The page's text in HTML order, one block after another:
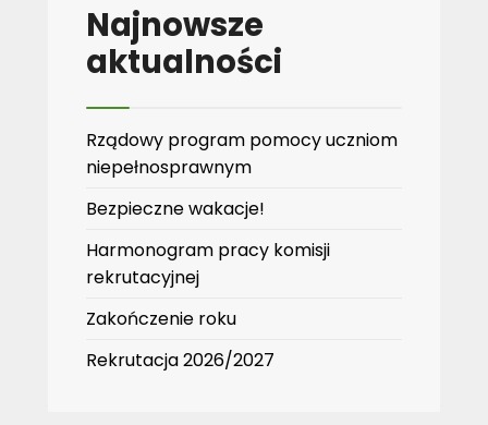
Najnowsze
aktualności
Rządowy program pomocy uczniom
niepełnosprawnym
Bezpieczne wakacje!
Harmonogram pracy komisji
rekrutacyjnej
Zakończenie roku
Rekrutacja 2026/2027